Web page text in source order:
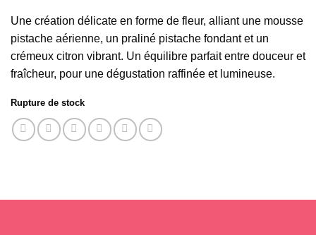
Une création délicate en forme de fleur, alliant une mousse
pistache aérienne, un praliné pistache fondant et un
crémeux citron vibrant. Un équilibre parfait entre douceur et
fraîcheur, pour une dégustation raffinée et lumineuse.
Rupture de stock